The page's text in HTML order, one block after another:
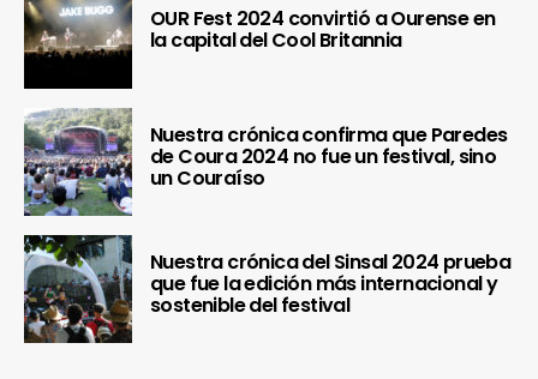
OUR Fest 2024 convirtió a Ourense en
la capital del Cool Britannia
Nuestra crónica confirma que Paredes
de Coura 2024 no fue un festival, sino
un Couraíso
Nuestra crónica del Sinsal 2024 prueba
que fue la edición más internacional y
sostenible del festival